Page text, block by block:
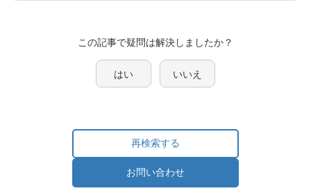
この記事で疑問は解決しましたか？
はい いいえ
再検索する
お問い合わせ